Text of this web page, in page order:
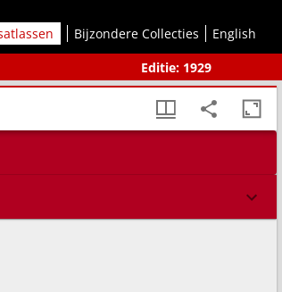
Bijzondere Collecties
English
Editie: 1929